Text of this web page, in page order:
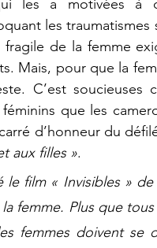
les a motivées à
les traumatismes
de la femme
Mais, pour que la
C’est soucieuses
que les
d’honneur du
aux filles ».
film « Invisibles »
femme. Plus que
femmes doivent se